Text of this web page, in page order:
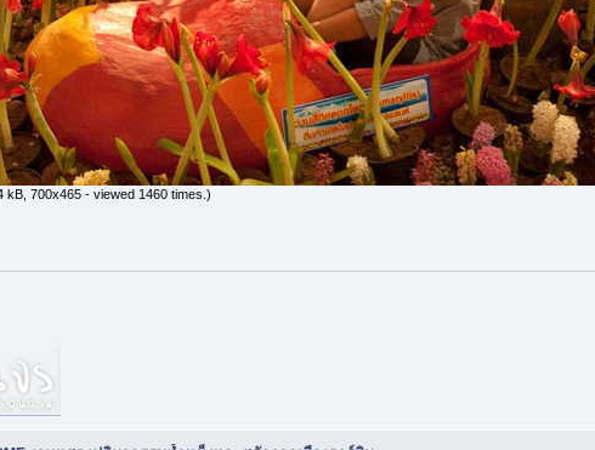
kB, 700x465 - viewed 1460 times.)